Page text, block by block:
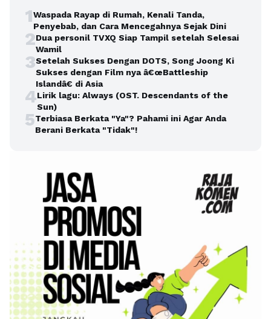
1Waspada Rayap di Rumah, Kenali Tanda,
Penyebab, dan Cara Mencegahnya Sejak Dini
2Dua personil TVXQ Siap Tampil setelah Selesai
Wamil
3Setelah Sukses Dengan DOTS, Song Joong Ki
Sukses dengan Film nya â€œBattleship
Islandâ€ di Asia
4Lirik lagu: Always (OST. Descendants of the
Sun)
5Terbiasa Berkata "Ya"? Pahami ini Agar Anda
Berani Berkata "Tidak"!